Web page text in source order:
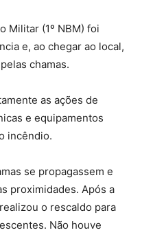
Militar (1º NBM) foi
e, ao chegar ao local,
chamas.
as ações de
e equipamentos
incêndio.
se propagassem e
proximidades. Após a
o rescaldo para
Não houve